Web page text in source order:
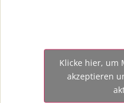
Klicke hier, um
akzeptieren